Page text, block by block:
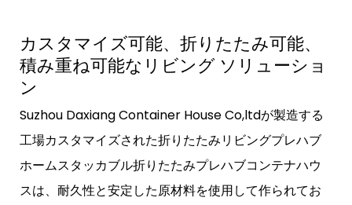
カスタマイズ可能、折りたたみ可能、
積み重ね可能なリビング ソリューショ
ン
Suzhou Daxiang Container House Co,ltdが製造する
工場カスタマイズされた折りたたみリビングプレハブ
ホームスタッカブル折りたたみプレハブコンテナハウ
スは、耐久性と安定した原材料を使用して作られてお